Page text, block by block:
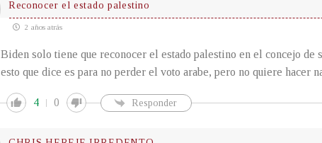
Reconocer el estado palestino
2 años atrás
Biden solo tiene que reconocer el estado palestino en el concejo de
esto que dice es para no perder el voto arabe, pero no quiere hacer
4 0 Responder